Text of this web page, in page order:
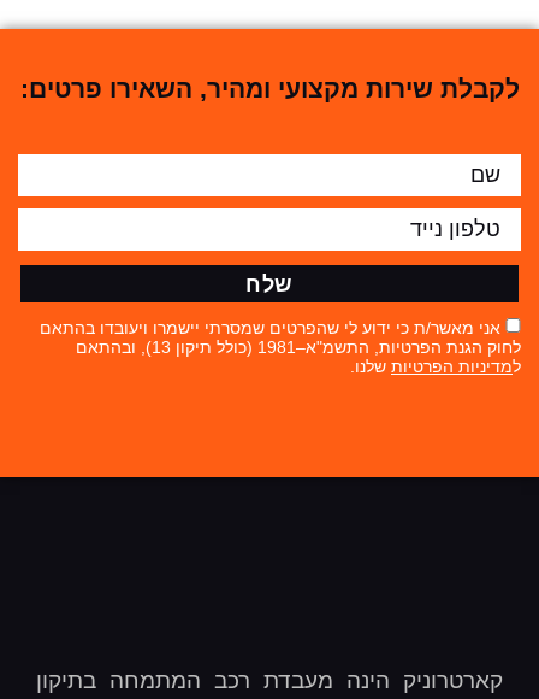
לקבלת שירות מקצועי ומהיר, השאירו פרטים:
אני מאשר/ת כי ידוע לי שהפרטים שמסרתי יישמרו ויעובדו בהתאם
לחוק הגנת הפרטיות, התשמ"א–1981 (כולל תיקון 13), ובהתאם
למדיניות הפרטיות שלנו.
שלח
קארטרוניק הינה מעבדת רכב המתמחה בתיקון